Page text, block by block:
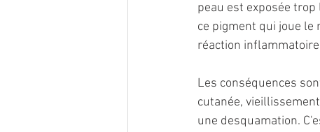
peau est exposée
ce pigment qui joue le
réaction
Les conséquences
cutanée,
une desquamation.